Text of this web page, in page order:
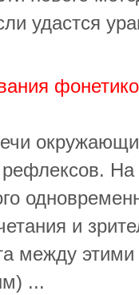
удастся
На
и
между
...